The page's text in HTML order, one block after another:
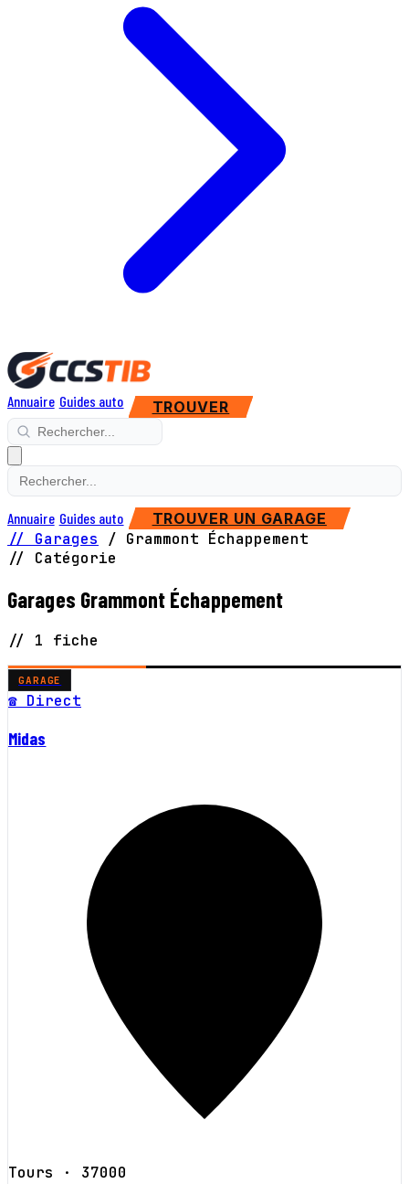
Annuaire Guides auto TROUVER
Annuaire Guides auto TROUVER UN GARAGE
// Garages / Grammont Échappement
// Catégorie
Garages Grammont Échappement
// 1 fiche
GARAGE
☎ Direct
Midas
Tours · 37000